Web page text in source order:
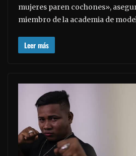
mujeres paren cochones»,
miembro de la academia de
Leer más